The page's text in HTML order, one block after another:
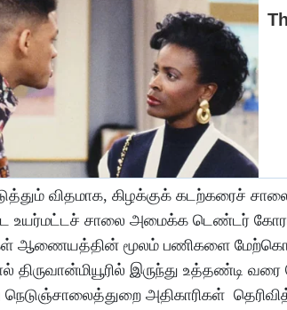
விதமாக, கிழக்குக் கடற்கரைச்
உயர்மட்டச் சாலை அமைக்க டெண்டர்
ஆணையத்தின் மூலம் பணிகளை
இருந்து உத்தண்டி
நெடுஞ்சாலைத்துறை அதிகாரிகள்